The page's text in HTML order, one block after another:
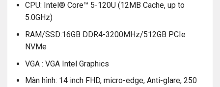
CPU: Intel® Core™ 5-120U (12MB Cache, up to
5.0GHz)
RAM/SSD:16GB DDR4-3200MHz/512GB PCIe
NVMe
VGA : VGA Intel Graphics
Màn hình: 14 inch FHD, micro-edge, Anti-glare, 250